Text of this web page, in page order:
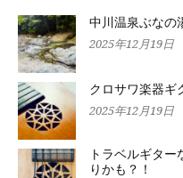
中川温泉ぶなの
2025年12月19日
クロサワ楽器ギ
2025年12月19日
トラベルギタ
りかも？！